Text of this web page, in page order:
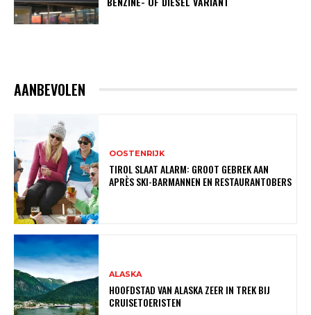
AANBEVOLEN
OOSTENRIJK
TIROL SLAAT ALARM: GROOT GEBREK AAN
APRÈS SKI-BARMANNEN EN RESTAURANTOBERS
ALASKA
HOOFDSTAD VAN ALASKA ZEER IN TREK BIJ
CRUISETOERISTEN